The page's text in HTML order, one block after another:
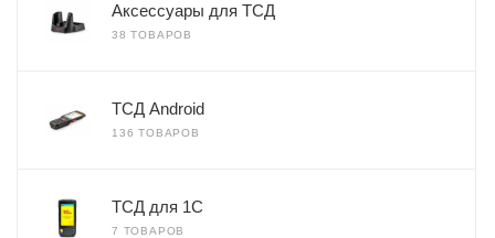
Аксессуары для ТСД
38 ТОВАРОВ
ТСД Android
136 ТОВАРОВ
ТСД для 1С
7 ТОВАРОВ